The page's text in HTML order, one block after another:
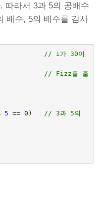
따라서 3과 5의 공배수
배수, 5의 배수를 검사
// i가 30이
// Fizz를 출
5 == 0 ) // 3과 5의